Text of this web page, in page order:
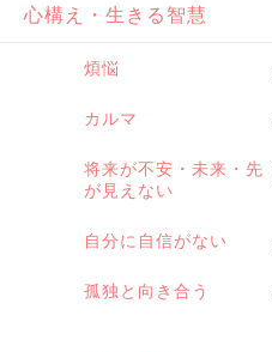
心構え・生きる智慧
煩悩
カルマ
将来が不安・未来・先
が見えない
自分に自信がない
孤独と向き合う